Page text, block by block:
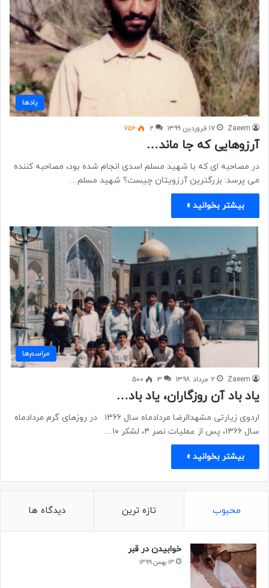
یادها
Zaeem ۱۷ فروردین ۱۳۹۹ ۲ ۷۵۶
آرزوهایی که جا ماند…
در مصاحبه ای که با شهید مسلم اسدی انجام شده بود، مصاحبه کننده
می پرسد: بزرگترین آرزویتان چیست؟ شهید مسلم…
بیشتر بخوانید »
مراسم‌ها
Zaeem ۲ مرداد ۱۳۹۸ ۳ ۵۰۰
یاد باد آن روزگاران، یاد باد…
اردوی زیارتی مشهدالرضا مردادماه سال ۱۳۶۶ در روزهای گرم مردادماه
سال ۱۳۶۶، پس از عملیات نصر ۴، لشکر ۱۰…
بیشتر بخوانید »
محبوب تازه ترین دیدگاه ها
خوابیدن در قبر
۱۳ بهمن ۱۳۹۹